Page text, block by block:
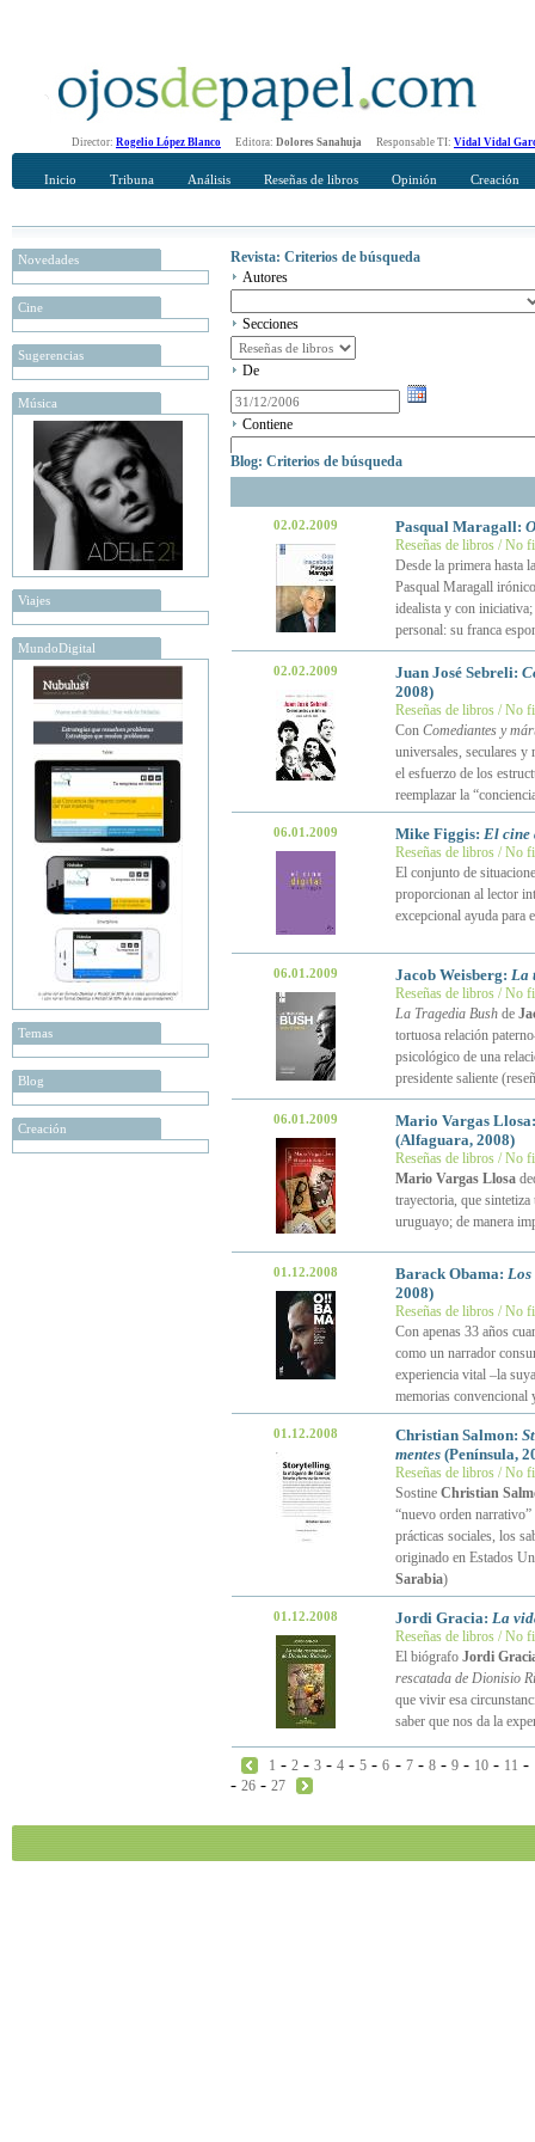
Director: Rogelio López Blanco Editora: Dolores Sanahuja Responsable TI: Vidal Vidal
Inicio Tribuna Análisis Reseñas de libros Opinión Creación
Novedades
Cine
Sugerencias
Música
Viajes
MundoDigital
Temas
Blog
Creación
Revista: Criterios de búsqueda
Autores
Secciones
De
Contiene
Blog: Criterios de búsqueda
02.02.2009 Pasqual Maragall:
Reseñas de libros / No
Desde la primera hasta
Pasqual Maragall
idealista y con
personal: su franca
02.02.2009 Juan José Sebreli:
2008)
Reseñas de libros / No
Con Comediantes y
universales, seculares
el esfuerzo de los
reemplazar la
06.01.2009 Mike Figgis: El
Reseñas de libros / No
El conjunto de
proporcionan al lector
excepcional ayuda para
06.01.2009 Jacob Weisberg: La
Reseñas de libros / No
La Tragedia Bushde
tortuosa relación
psicológico de una
presidente saliente
06.01.2009
Mario Vargas
(Alfaguara, 2008)
Reseñas de libros / No
Mario Vargas Llosa
trayectoria, que
uruguayo; de manera
01.12.2008 Barack Obama: Los
2008)
Reseñas de libros / No
Con apenas 33 años
como un narrador
experiencia vital –la
memorias convencional
01.12.2008 Christian Salmon:
mentes(Península,
Reseñas de libros / No
Sostine Christian
“nuevo orden
prácticas sociales, los
originado en Estados
Sarabia)
01.12.2008 Jordi Gracia: La
Reseñas de libros / No
El biógrafo Jordi
rescatada de Dionisio
que vivir esa
saber que nos da la
1 -2 -3 -4 -5 -6 - 7- 8- 9- 10- 11 -
- 26 - 27